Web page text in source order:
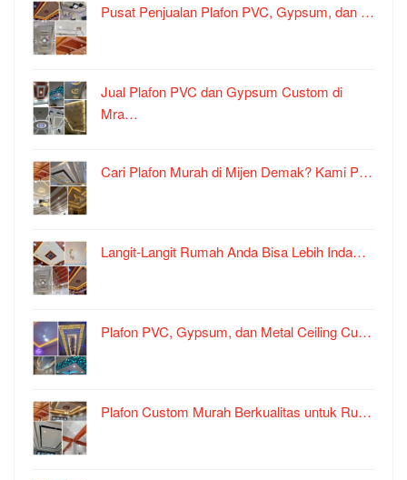
Pusat Penjualan Plafon PVC, Gypsum, dan …
Jual Plafon PVC dan Gypsum Custom di
Mra…
Cari Plafon Murah di Mijen Demak? Kami P…
Langit-Langit Rumah Anda Bisa Lebih Inda…
Plafon PVC, Gypsum, dan Metal Ceiling Cu…
Plafon Custom Murah Berkualitas untuk Ru…